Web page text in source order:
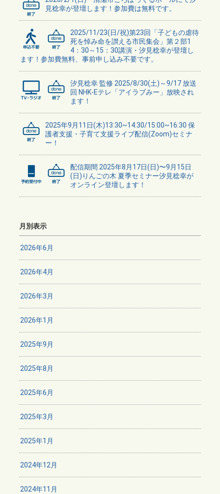
見稔幸が登壇します！参加費は無料です。
2025/11/23(日/祝)第23回「子どもの虐待
死を悼み命を讃える市民集会」第２部1
4：30～15：30講演・汐見稔幸が登壇し
ます！参加費無料、事前申し込み不要です。
汐見稔幸 監修 2025/8/30(土)～9/17 放送
回 NHK-Eテレ「アイラブみー」放映され
ます！
2025年9月11日(木)13:30~14:30/15:00~16:30 保
護者支援・子育て支援ライブ配信(Zoom)セミナ
ー！
配信期間 2025年8月17日(日)〜9月15日
(日)りんごの木 夏季セミナー汐見稔幸が
オンライン登壇します！
月別表示
2026年6月
2026年4月
2026年3月
2026年1月
2025年9月
2025年8月
2025年6月
2025年3月
2025年1月
2024年12月
2024年11月